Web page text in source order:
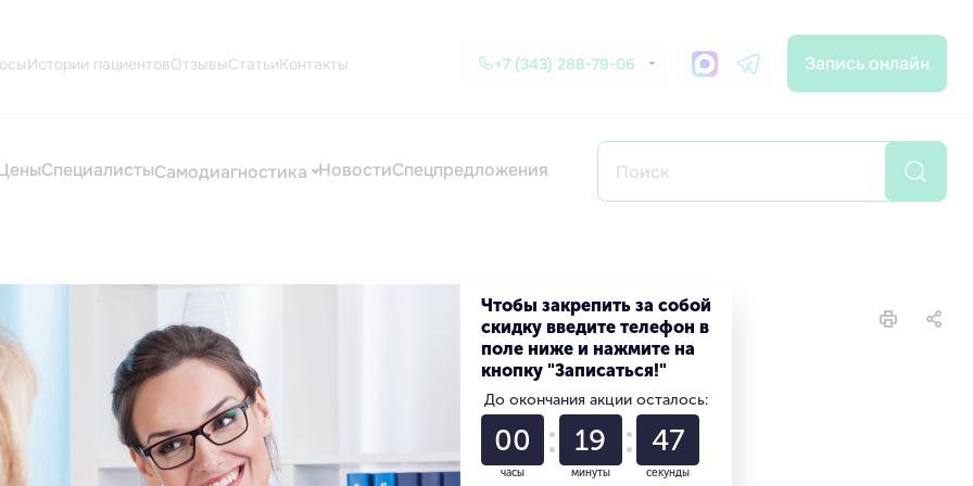
Истории пациентовОтзывыСтатьиКонтакты +7 (343) 288-79-06 Запись онлайн
СпециалистыСамодиагностика НовостиСпецпредложения
услуги
Чтобы закрепить за собой
скидку введите телефон в
поле ниже и нажмите на
кнопку "Записаться!"
До окончания акции осталось:
00
часы
19
минуты
46
секунды